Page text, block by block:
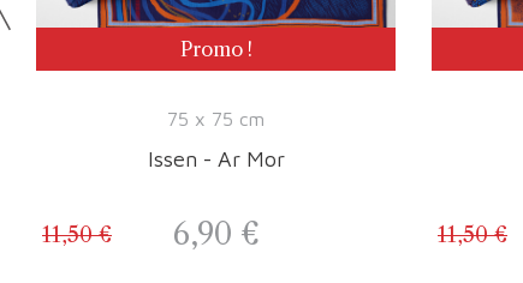
Promo !
75 x 75 cm
Issen - Ar Mor
Prix
6,90 €Prix de base
11,50 € 11,50 €